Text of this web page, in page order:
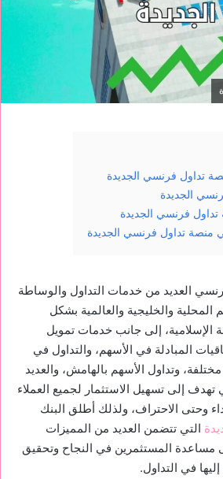
تداول فرنسي الجديدة
الجديدة
فرنسي الجديدة
تداول فرنسي الجديدة
العديد من خدمات التداول والوساطة
المحلية والخليجية والعالمية بشكل
الإسلامية، إلى جانب خدمات تمويل
المبادلة في الأسهم، والتداول في
وتداول الأسهم بالهامش، والعديد
إلى تسهيل الاستثمار لجميع العملاء
وحتى الاحتراف، ولذلك أطلق البنك
التي تتضمن العديد من المميزات
مساعدة المستثمرين في النجاح وتحقيق
في التداول.